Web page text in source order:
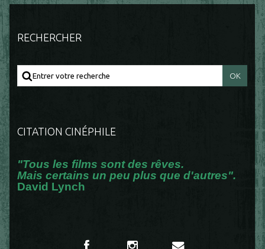
RECHERCHER
CITATION CINÉPHILE
"Tous les films sont des rêves.
Mais certains un peu plus que d'autres".
David Lynch